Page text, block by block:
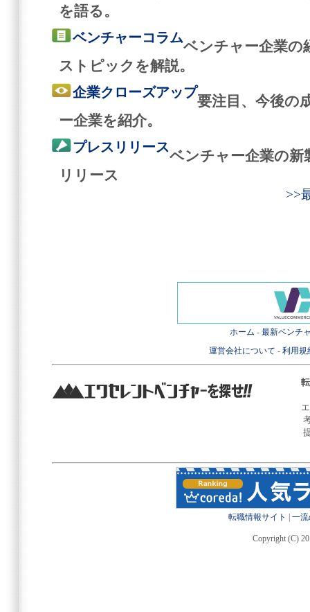
を語る。
ベンチャーコラム
ベンチャー企業の
ストピックを解説。
企業クローズアップ
要注目、今後の
ー企業を紹介。
プレスリリース
ベンチャー企業の新
リリース
>>
ホーム - 最新ベンチ
運営会社について - 利用規
転職情報サイト 一
Copyright (C)